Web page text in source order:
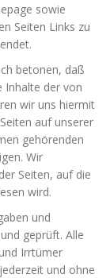
sowie
Seiten Links zu
betonen, daß
Inhalte der von
wir uns hiermit
auf unserer
gehörenden
Wir
Seiten, auf die
wird.
und
geprüft. Alle
Irrtümer
und ohne